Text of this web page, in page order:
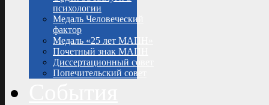
психологии
Медаль Человеческий
фактор
Медаль «25 лет МАПН»
Почетный знак МАПН
Диссертационный совет
Попечительский совет